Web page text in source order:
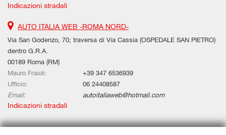
Indicazioni stradali
AUTO ITALIA WEB -ROMA NORD-
Via San Godenzo, 70; traversa di Via Cassia (OSPEDALE SAN PIETRO)
dentro G.R.A.
00189 Roma (RM)
Mauro Fraioli:
+39 347 6536939
Ufficio:
06 24408587
Email:
autoitaliaweb@hotmail.com
Indicazioni stradali